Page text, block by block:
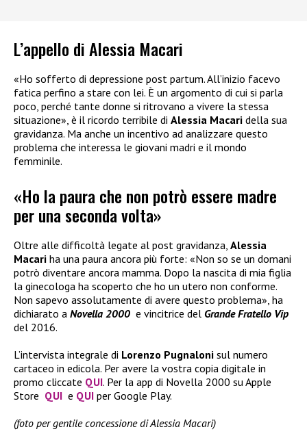
L’appello di Alessia Macari
«Ho sofferto di depressione post partum. All’inizio facevo
fatica perfino a stare con lei. È un argomento di cui si parla
poco, perché tante donne si ritrovano a vivere la stessa
situazione», è il ricordo terribile di Alessia Macari della sua
gravidanza. Ma anche un incentivo ad analizzare questo
problema che interessa le giovani madri e il mondo
femminile.
«Ho la paura che non potrò essere madre
per una seconda volta»
Oltre alle difficoltà legate al post gravidanza, Alessia
Macari ha una paura ancora più forte: «Non so se un domani
potrò diventare ancora mamma. Dopo la nascita di mia figlia
la ginecologa ha scoperto che ho un utero non conforme.
Non sapevo assolutamente di avere questo problema», ha
dichiarato a Novella 2000 e vincitrice del Grande Fratello Vip
del 2016.
L’intervista integrale di Lorenzo Pugnaloni sul numero
cartaceo in edicola. Per avere la vostra copia digitale in
promo cliccate QUI. Per la app di Novella 2000 su Apple
Store QUI e QUI per Google Play.
(foto per gentile concessione di Alessia Macari)